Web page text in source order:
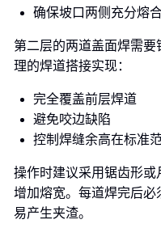
确保坡口两侧充分熔
第二层的两道盖面焊需
理的焊道搭接实现：
完全覆盖前层焊道
避免咬边缺陷
控制焊缝余高在标准
操作时建议采用锯齿形
增加熔宽。每道焊完后
易产生夹渣。